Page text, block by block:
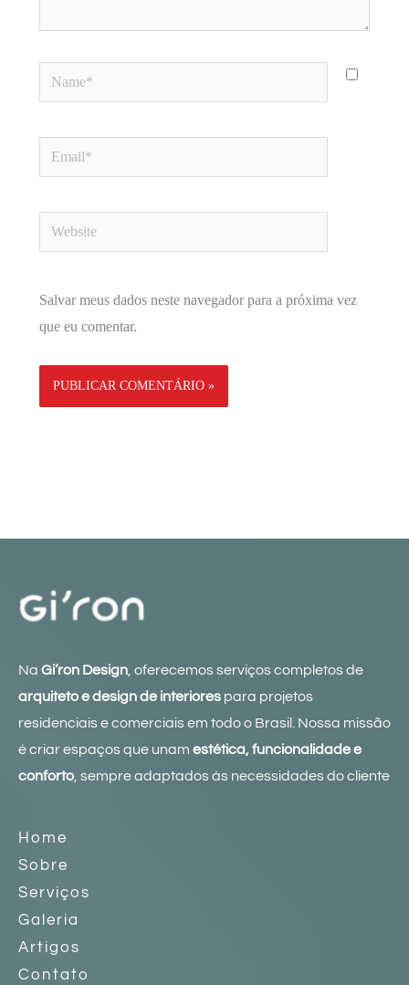
Name*
Email*
Website
Salvar meus dados neste navegador para a próxima vez
que eu comentar.
Na Gi’ron Design , oferecemos serviços completos de
arquiteto e design de interiores para projetos
residenciais e comerciais em todo o Brasil. Nossa missão
é criar espaços que unam estética, funcionalidade e
conforto , sempre adaptados às necessidades do cliente
Home
Sobre
Serviços
Galeria
Artigos
Contato